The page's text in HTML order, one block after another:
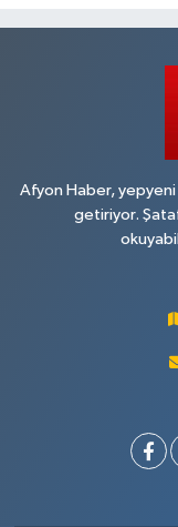
Afyon Haber, yepyeni
getiriyor.